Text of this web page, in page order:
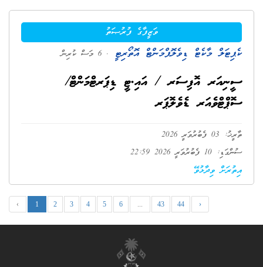
ވަޒީފާގެ ފުރުޞަތު
ކެޕިޓަލް މާކެޓް ޑިވެލޮޕްމަންޓް އޮތޯރިޓީ . 6 މަސް ކުރިން
ސީނިއަރ އޮފިސަރ / އައި.ޓީ ޑިޕަރޓްމަންޓް/
ސޮޕްޓްވެއަރ ޑެވެލޮޕަރ
ތާރީޚު: 03 ފެބުރުވަރީ 2026
ސުންގަޑި: 10 ފެބުރުވަރީ 2026 22:59
އިތުރަށް ވިދާޅުވޭ
‹ 1 2 3 4 5 6 ... 43 44 ›